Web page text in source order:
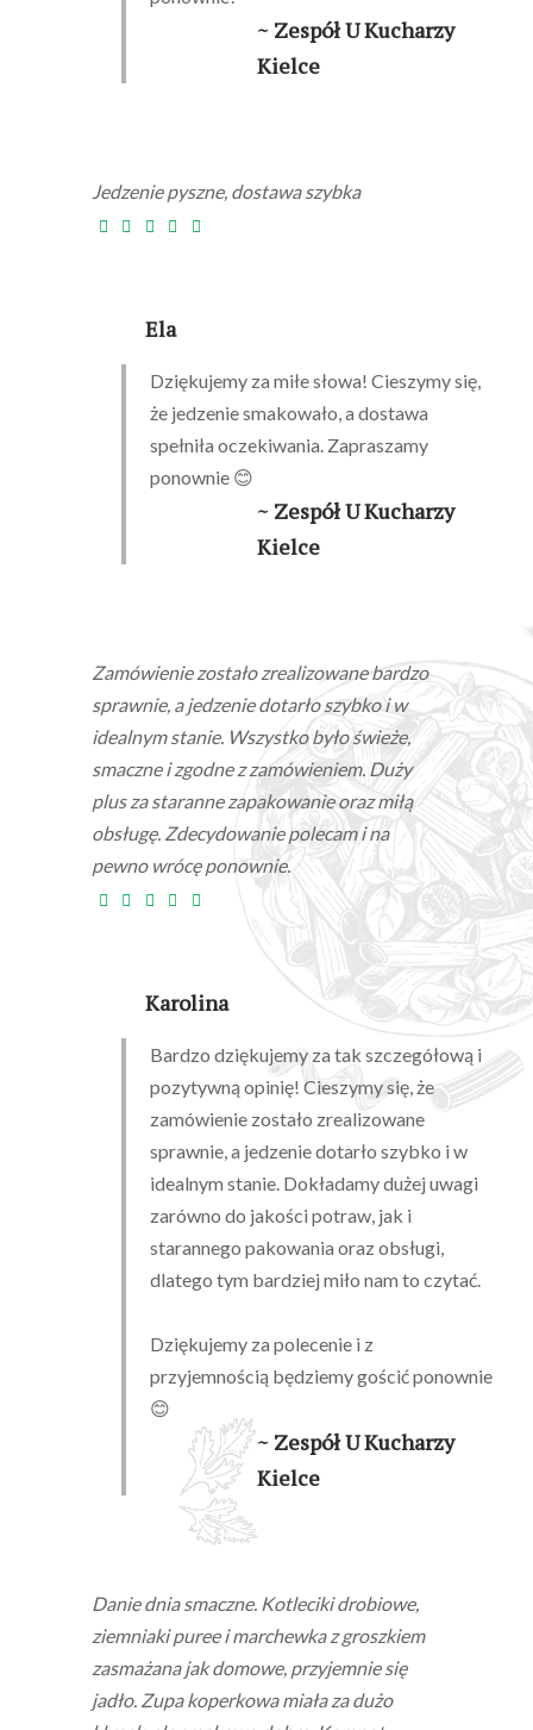
~ Zespół U Kucharzy
Kielce
Jedzenie pyszne, dostawa szybka
Ela
Dziękujemy za miłe słowa! Cieszymy się,
że jedzenie smakowało, a dostawa
spełniła oczekiwania. Zapraszamy
ponownie 😊
~ Zespół U Kucharzy
Kielce
Zamówienie zostało zrealizowane bardzo
sprawnie, a jedzenie dotarło szybko i w
idealnym stanie. Wszystko było świeże,
smaczne i zgodne z zamówieniem. Duży
plus za staranne zapakowanie oraz miłą
obsługę. Zdecydowanie polecam i na
pewno wrócę ponownie.
Karolina
Bardzo dziękujemy za tak szczegółową i
pozytywną opinię! Cieszymy się, że
zamówienie zostało zrealizowane
sprawnie, a jedzenie dotarło szybko i w
idealnym stanie. Dokładamy dużej uwagi
zarówno do jakości potraw, jak i
starannego pakowania oraz obsługi,
dlatego tym bardziej miło nam to czytać.
Dziękujemy za polecenie i z
przyjemnością będziemy gościć ponownie
😊
~ Zespół U Kucharzy
Kielce
Danie dnia smaczne. Kotleciki drobiowe,
ziemniaki puree i marchewka z groszkiem
zasmażana jak domowe, przyjemnie się
jadło. Zupa koperkowa miała za dużo